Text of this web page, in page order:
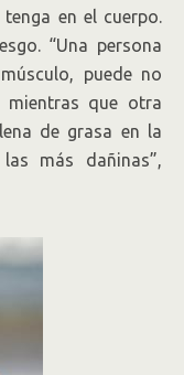
en el cuerpo.
“Una persona
puede no
mientras que otra
de grasa en la
más dañinas”,